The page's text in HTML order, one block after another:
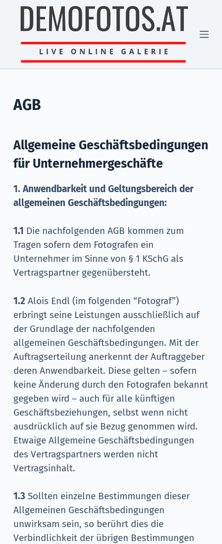
n
p
g
AGB
Allgemeine Geschäftsbedingungen
für Unternehmergeschäfte
1. Anwendbarkeit und Geltungsbereich der
allgemeinen Geschäftsbedingungen:
1.1 Die nachfolgenden AGB kommen zum
Tragen sofern dem Fotografen ein
Unternehmer im Sinne von § 1 KSchG als
Vertragspartner gegenübersteht.
1.2 Alois Endl (im folgenden “Fotograf”)
erbringt seine Leistungen ausschließlich auf
der Grundlage der nachfolgenden
allgemeinen Geschäftsbedingungen. Mit der
Auftragserteilung anerkennt der Auftraggeber
deren Anwendbarkeit. Diese gelten – sofern
keine Änderung durch den Fotografen bekannt
gegeben wird – auch für alle künftigen
Geschäftsbeziehungen, selbst wenn nicht
ausdrücklich auf sie Bezug genommen wird.
Etwaige Allgemeine Geschäftsbedingungen
des Vertragspartners werden nicht
Vertragsinhalt.
1.3Sollten einzelne Bestimmungen dieser
Allgemeinen Geschäftsbedingungen
unwirksam sein, so berührt dies die
Verbindlichkeit der übrigen Bestimmungen